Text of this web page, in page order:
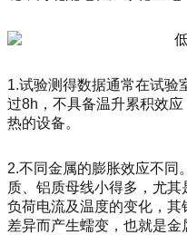
1.试验测得数据通常在试验
过8h，不具备温升累积效
热的设备。
2.不同金属的膨胀效应不同
质、铝质母线小得多，尤
负荷电流及温度的变化，
差异而产生蠕变，也就是